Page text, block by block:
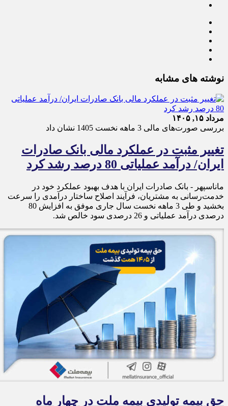
نوشته های مشابه
مرداد ۱۵, ۱۴۰۵
بررسی صورت‌های مالی 3 ماهه نخست 1405 نشان داد
تغییر مثبت در عملکرد مالی بانک صادرات
ایران/ درآمد عملیاتی 80 درصد رشد کرد
ماناسپهر - ​بانک صادرات ایران با هدف بهبود عملکرد خود در
خدمت‌رسانی به مشتریان، فرآیند اصلاح ساختار درآمدی را سرعت
بخشید و طی 3 ماهه نخست سال جاری موفق به افزایش 80
درصدی درآمد عملیاتی و 26 درصدی سود خالص شد.
حق بیمه تولیدی بیمه ملت در چهار ماه